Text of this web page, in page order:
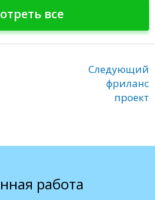
все
Следующий
фриланс
проект
работа